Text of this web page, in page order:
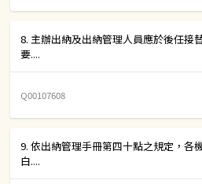
8. 主辦出納及出納管理人員應於後任接
要....
Q00107608
9. 依出納管理手冊第四十點之規定，各
白....